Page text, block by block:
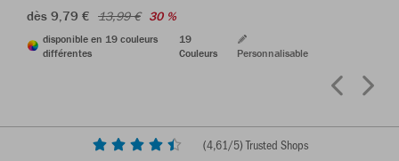
dès 9,79 € 13,99 € 30 %
disponible en 19 couleurs
différentes
19
Couleurs
Personnalisable
(4,61/5) Trusted Shops